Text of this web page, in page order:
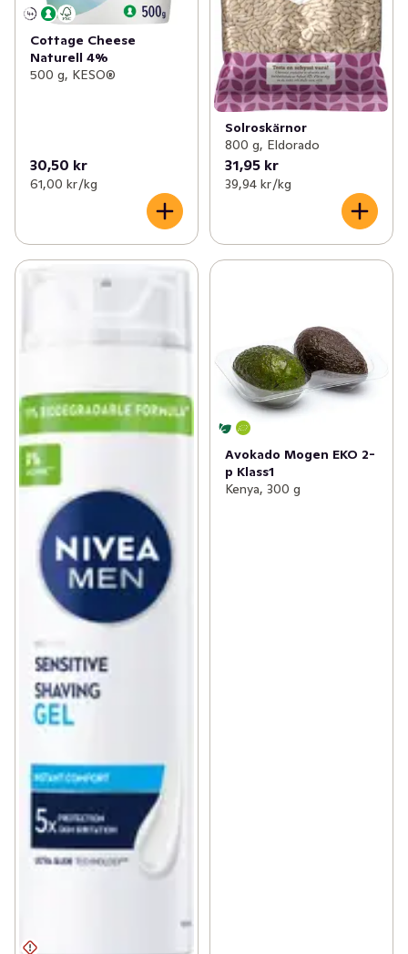
Cottage Cheese
Naturell 4%
500 g, KESO®
30,50 kr
61,00 kr /kg
Solroskärnor
800 g, Eldorado
31,95 kr
39,94 kr /kg
Avokado Mogen EKO 2-
p Klass1
Kenya, 300 g